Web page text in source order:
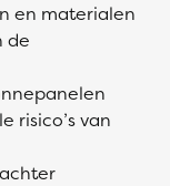
en materialen
de
risico’s van